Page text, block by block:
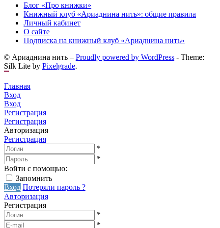
Блог «Про книжки»
Книжный клуб «Ариаднина нить»: общие правила
Личный кабинет
О сайте
Подписка на книжный клуб «Ариаднина нить»
© Ариаднина нить – Proudly powered by WordPress - Theme:
Silk Lite by Pixelgrade.
Главная
Вход
Вход
Регистрация
Регистрация
Авторизация
Регистрация
*
*
Войти с помощью:
Запомнить
Вход Потеряли пароль ?
Авторизация
Регистрация
*
*